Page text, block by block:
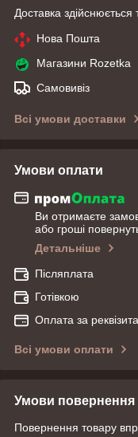
Доставка здійснюється
Нова Пошта
Магазини Rozetka
Самовивіз
Всі умови доставки
Умови оплати
Ви отримаєте
або гроші
Детальніше
Післяплата
Готівкою
Оплата за
Всі умови оплати
Умови повернення
Повернення товару